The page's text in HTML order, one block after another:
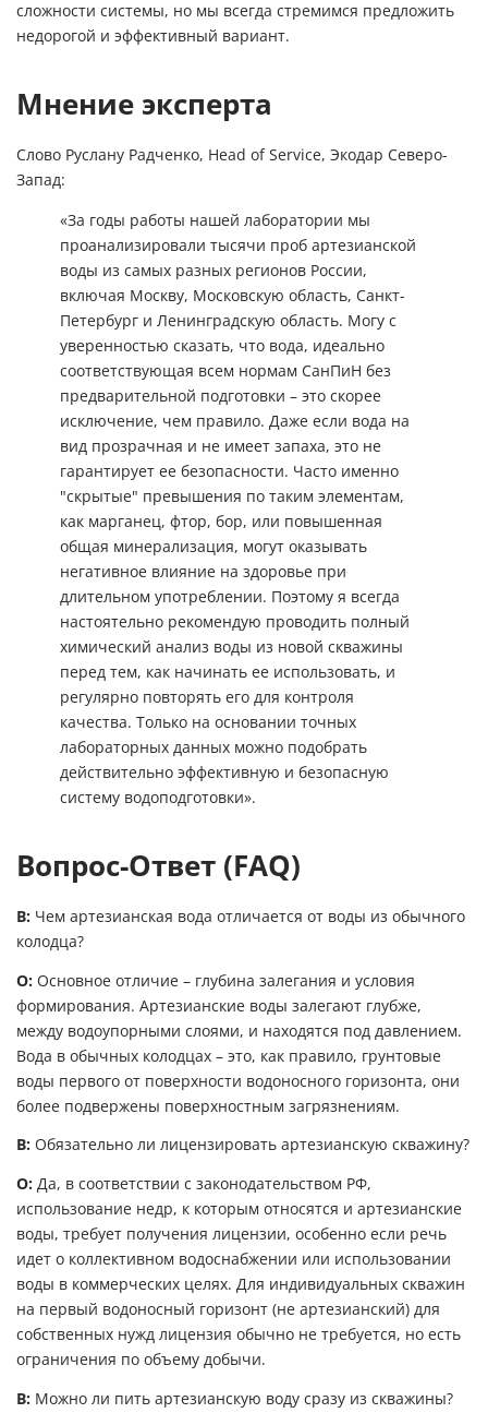
сложности системы, но мы всегда стремимся предложить
недорогой и эффективный вариант.
Мнение эксперта
Слово Руслану Радченко, Head of Service, Экодар Северо-
Запад:
«За годы работы нашей лаборатории мы
проанализировали тысячи проб артезианской
воды из самых разных регионов России,
включая Москву, Московскую область, Санкт-
Петербург и Ленинградскую область. Могу с
уверенностью сказать, что вода, идеально
соответствующая всем нормам СанПиН без
предварительной подготовки – это скорее
исключение, чем правило. Даже если вода на
вид прозрачная и не имеет запаха, это не
гарантирует ее безопасности. Часто именно
"скрытые" превышения по таким элементам,
как марганец, фтор, бор, или повышенная
общая минерализация, могут оказывать
негативное влияние на здоровье при
длительном употреблении. Поэтому я всегда
настоятельно рекомендую проводить полный
химический анализ воды из новой скважины
перед тем, как начинать ее использовать, и
регулярно повторять его для контроля
качества. Только на основании точных
лабораторных данных можно подобрать
действительно эффективную и безопасную
систему водоподготовки».
Вопрос-Ответ (FAQ)
В: Чем артезианская вода отличается от воды из обычного
колодца?
О: Основное отличие – глубина залегания и условия
формирования. Артезианские воды залегают глубже,
между водоупорными слоями, и находятся под давлением.
Вода в обычных колодцах – это, как правило, грунтовые
воды первого от поверхности водоносного горизонта, они
более подвержены поверхностным загрязнениям.
В: Обязательно ли лицензировать артезианскую скважину?
О: Да, в соответствии с законодательством РФ,
использование недр, к которым относятся и артезианские
воды, требует получения лицензии, особенно если речь
идет о коллективном водоснабжении или использовании
воды в коммерческих целях. Для индивидуальных скважин
на первый водоносный горизонт (не артезианский) для
собственных нужд лицензия обычно не требуется, но есть
ограничения по объему добычи.
В: Можно ли пить артезианскую воду сразу из скважины?